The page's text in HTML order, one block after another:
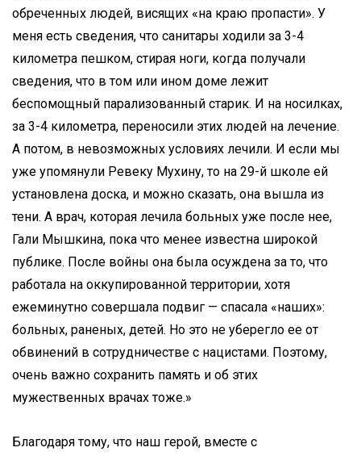
обреченных людей, висящих «на краю пропасти». У
меня есть сведения, что санитары ходили за 3-4
километра пешком, стирая ноги, когда получали
сведения, что в том или ином доме лежит
беспомощный парализованный старик. И на носилках,
за 3-4 километра, переносили этих людей на лечение.
А потом, в невозможных условиях лечили. И если мы
уже упомянули Ревеку Мухину, то на 29-й школе ей
установлена доска, и можно сказать, она вышла из
тени. А врач, которая лечила больных уже после нее,
Гали Мышкина, пока что менее известна широкой
публике. После войны она была осуждена за то, что
работала на оккупированной территории, хотя
ежеминутно совершала подвиг — спасала «наших»:
больных, раненых, детей. Но это не уберегло ее от
обвинений в сотрудничестве с нацистами. Поэтому,
очень важно сохранить память и об этих
мужественных врачах тоже.»
Благодаря тому, что наш герой, вместе с